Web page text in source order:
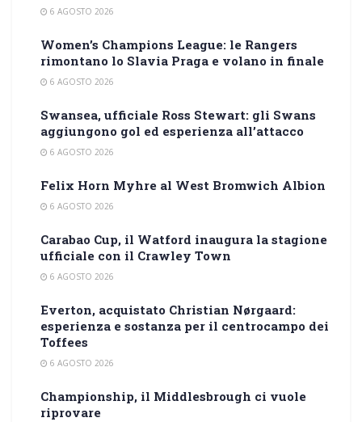
6 AGOSTO 2026
Women’s Champions League: le Rangers
rimontano lo Slavia Praga e volano in finale
6 AGOSTO 2026
Swansea, ufficiale Ross Stewart: gli Swans
aggiungono gol ed esperienza all’attacco
6 AGOSTO 2026
Felix Horn Myhre al West Bromwich Albion
6 AGOSTO 2026
Carabao Cup, il Watford inaugura la stagione
ufficiale con il Crawley Town
6 AGOSTO 2026
Everton, acquistato Christian Nørgaard:
esperienza e sostanza per il centrocampo dei
Toffees
6 AGOSTO 2026
Championship, il Middlesbrough ci vuole
riprovare